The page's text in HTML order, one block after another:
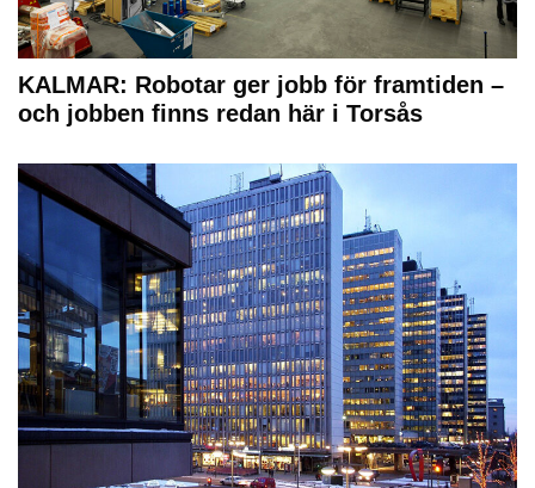
KALMAR: Robotar ger jobb för framtiden –
och jobben finns redan här i Torsås